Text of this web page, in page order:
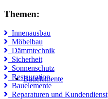
Bauelemente
Themen:
Innenausbau
Möbelbau
Dämmtechnik
Sicherheit
Sonnenschutz
Restauration
Bauelemente
Reparaturen und Kundendienst